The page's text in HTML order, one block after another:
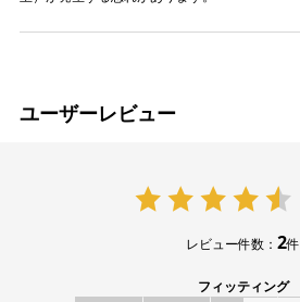
ユーザーレビュー
レビュー件数：2件
フィッティング